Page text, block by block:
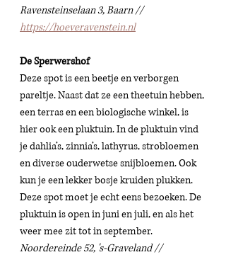
Ravensteinselaan 3, Baarn //
https://hoeveravenstein.nl
De Sperwershof
Deze spot is een beetje en verborgen
pareltje. Naast dat ze een theetuin hebben,
een terras en een biologische winkel, is
hier ook een pluktuin. In de pluktuin vind
je dahlia’s, zinnia’s, lathyrus, strobloemen
en diverse ouderwetse snijbloemen. Ook
kun je een lekker bosje kruiden plukken.
Deze spot moet je echt eens bezoeken. De
pluktuin is open in juni en juli, en als het
weer mee zit tot in september.
Noordereinde 52, 's-Graveland //